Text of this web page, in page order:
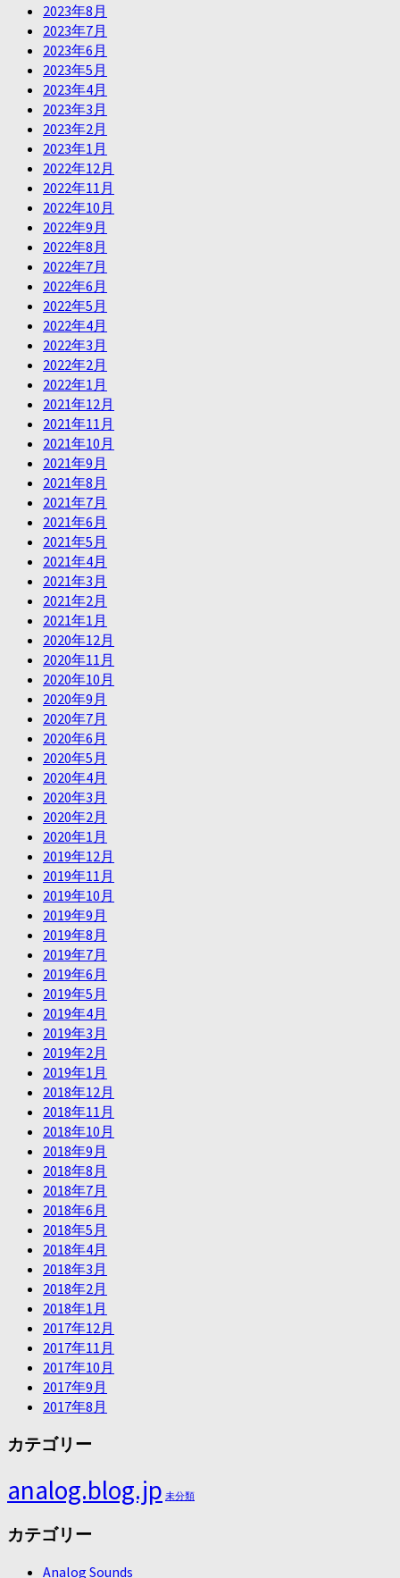
2023年8月
2023年7月
2023年6月
2023年5月
2023年4月
2023年3月
2023年2月
2023年1月
2022年12月
2022年11月
2022年10月
2022年9月
2022年8月
2022年7月
2022年6月
2022年5月
2022年4月
2022年3月
2022年2月
2022年1月
2021年12月
2021年11月
2021年10月
2021年9月
2021年8月
2021年7月
2021年6月
2021年5月
2021年4月
2021年3月
2021年2月
2021年1月
2020年12月
2020年11月
2020年10月
2020年9月
2020年7月
2020年6月
2020年5月
2020年4月
2020年3月
2020年2月
2020年1月
2019年12月
2019年11月
2019年10月
2019年9月
2019年8月
2019年7月
2019年6月
2019年5月
2019年4月
2019年3月
2019年2月
2019年1月
2018年12月
2018年11月
2018年10月
2018年9月
2018年8月
2018年7月
2018年6月
2018年5月
2018年4月
2018年3月
2018年2月
2018年1月
2017年12月
2017年11月
2017年10月
2017年9月
2017年8月
カテゴリー
analog.blog.jp 未分類
カテゴリー
Analog Sounds